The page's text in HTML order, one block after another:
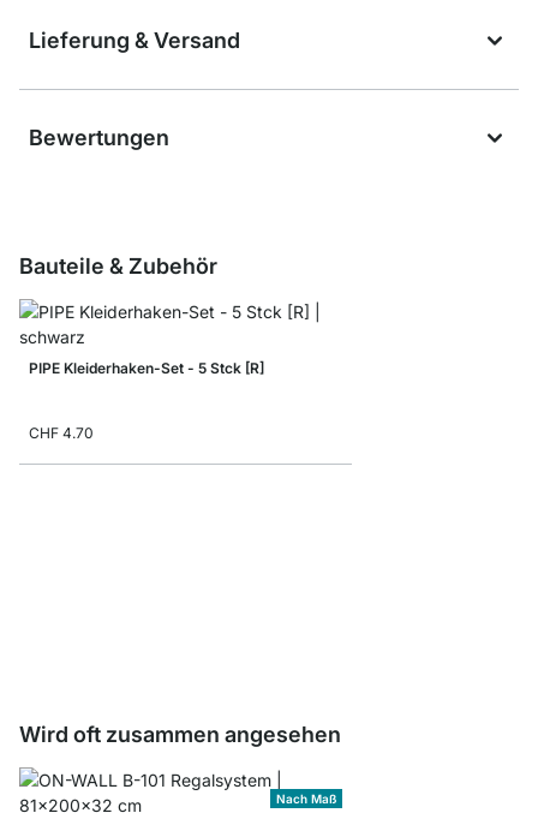
Lieferung & Versand
Bewertungen
Bauteile & Zubehör
PIPE Kleiderhaken-Set - 5 Stck [R]
CHF 4.70
Wird oft zusammen angesehen
Nach Maß